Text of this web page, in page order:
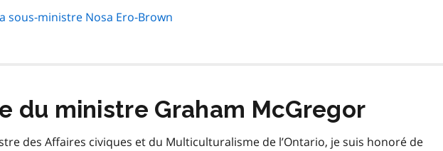
page
sous-ministre Nosa Ero-Brown
du ministre Graham McGregor
des Affaires civiques et du Multiculturalisme de l’Ontario, je suis honoré de